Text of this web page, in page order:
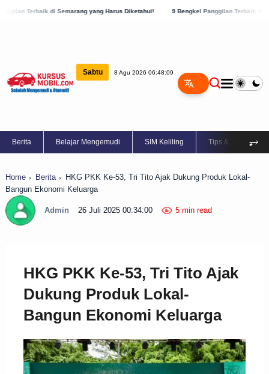
yang Harus Diketahui! 9 Bengkel Panggilan Terbaik di Kabupaten
Sabtu 8 Agu 2026 06:48:10
Berita Belajar Mengemudi SIM Keliling Tips & Trik ⥅
Home Berita
HKG PKK Ke-53, Tri Tito Ajak Dukung Produk Lokal-
Bangun Ekonomi Keluarga
Admin 26 Juli 2025 00:34:00 5 min read
HKG PKK Ke-53, Tri Tito Ajak
Dukung Produk Lokal-
Bangun Ekonomi Keluarga